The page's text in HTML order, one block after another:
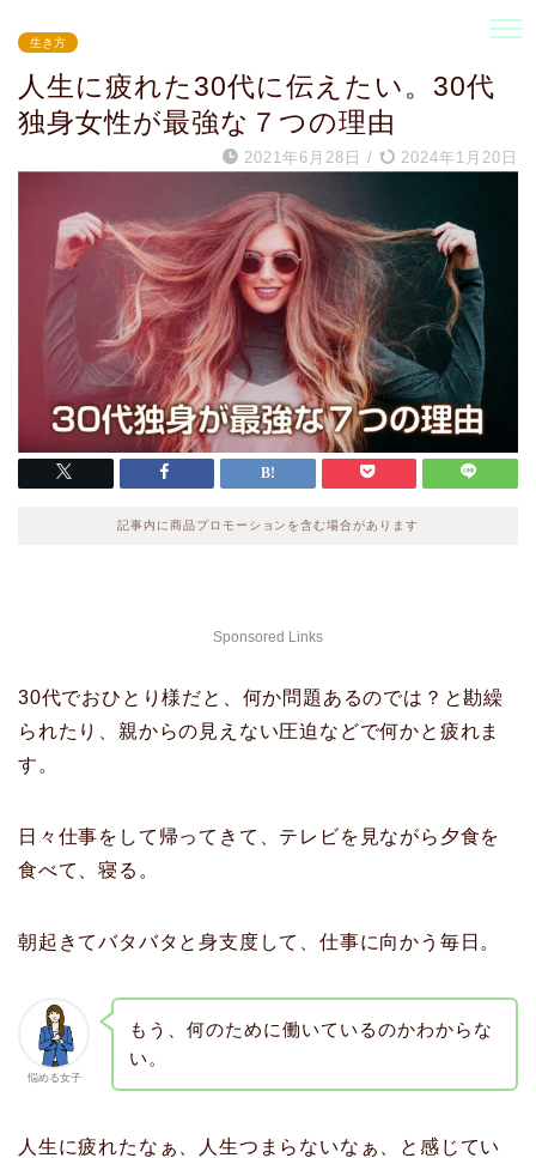
生き方
人生に疲れた30代に伝えたい。30代
独身女性が最強な７つの理由
2021年6月28日 / 2024年1月20日
記事内に商品プロモーションを含む場合があります
Sponsored Links
30代でおひとり様だと、何か問題あるのでは？と勘繰
られたり、親からの見えない圧迫などで何かと疲れま
す。
日々仕事をして帰ってきて、テレビを見ながら夕食を
食べて、寝る。
朝起きてバタバタと身支度して、仕事に向かう毎日。
悩める女子
もう、何のために働いているのかわからな
い。
人生に疲れたなぁ、人生つまらないなぁ、と感じてい